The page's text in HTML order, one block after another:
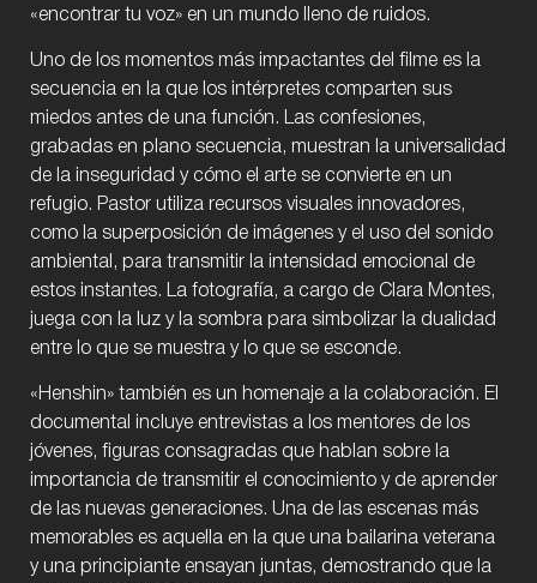
«encontrar tu voz» en un mundo lleno de ruidos.
Uno de los momentos más impactantes del filme es la
secuencia en la que los intérpretes comparten sus
miedos antes de una función. Las confesiones,
grabadas en plano secuencia, muestran la universalidad
de la inseguridad y cómo el arte se convierte en un
refugio. Pastor utiliza recursos visuales innovadores,
como la superposición de imágenes y el uso del sonido
ambiental, para transmitir la intensidad emocional de
estos instantes. La fotografía, a cargo de Clara Montes,
juega con la luz y la sombra para simbolizar la dualidad
entre lo que se muestra y lo que se esconde.
«Henshin» también es un homenaje a la colaboración. El
documental incluye entrevistas a los mentores de los
jóvenes, figuras consagradas que hablan sobre la
importancia de transmitir el conocimiento y de aprender
de las nuevas generaciones. Una de las escenas más
memorables es aquella en la que una bailarina veterana
y una principiante ensayan juntas, demostrando que la